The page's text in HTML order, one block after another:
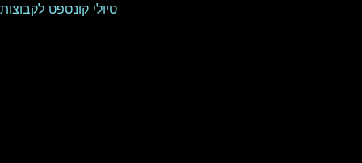
טיולי קונספט לקבוצות